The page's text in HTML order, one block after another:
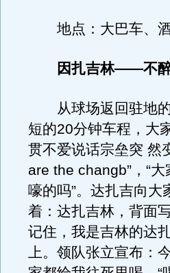
地点：大巴车、
因扎吉林——不醉
从球场返回驻地的
短的20分钟车程，大
贯不爱说话宗垒突 然
are the changb”，“
嚎的吗”。达扎吉向
着：达扎吉林，背面
记住，我是吉林的达
上。领队张立宣布：